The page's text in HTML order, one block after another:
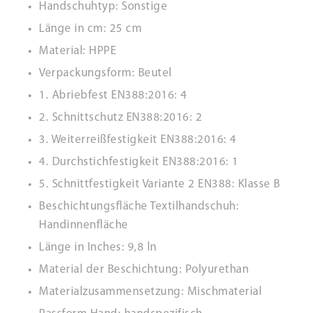
Handschuhtyp: Sonstige
Länge in cm: 25 cm
Material: HPPE
Verpackungsform: Beutel
1. Abriebfest EN388:2016: 4
2. Schnittschutz EN388:2016: 2
3. Weiterreißfestigkeit EN388:2016: 4
4. Durchstichfestigkeit EN388:2016: 1
5. Schnittfestigkeit Variante 2 EN388: Klasse B
Beschichtungsfläche Textilhandschuh:
Handinnenfläche
Länge in Inches: 9,8 ln
Material der Beschichtung: Polyurethan
Materialzusammensetzung: Mischmaterial